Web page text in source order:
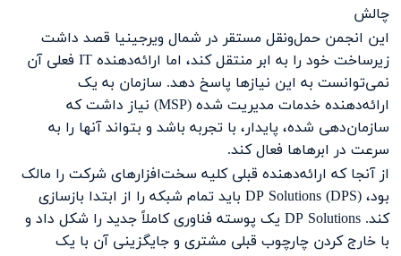
چالش
این انجمن حمل‌ونقل مستقر در شمال ویرجینیا قصد داشت
زیرساخت خود را به ابر منتقل کند، اما ارائه‌دهنده IT فعلی آن
نمی‌توانست به این نیازها پاسخ دهد. سازمان به یک
ارائه‌دهنده خدمات مدیریت شده (MSP) نیاز داشت که
سازمان‌دهی شده، پایدار، با تجربه باشد و بتواند آنها را به
سرعت در ابرهاها فعال کند.
از آنجا که ارائه‌دهنده قبلی کلیه سخت‌افزارهای شرکت را مالک
بود، DP Solutions (DPS) باید تمام شبکه را از ابتدا بازسازی
کند. DP Solutions یک پوسته فناوری کاملاً جدید را شکل داد و
با خارج کردن چارچوب قبلی مشتری و جایگزینی آن با یک